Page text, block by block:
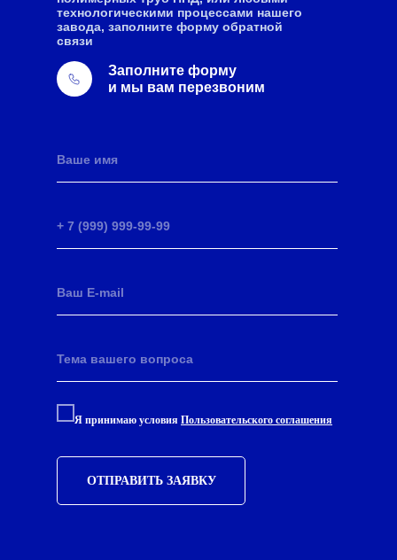
технологическими процессами нашего
завода, заполните форму обратной
связи
Заполните форму
и мы вам перезвоним
Я принимаю условия Пользовательского соглашения
ОТПРАВИТЬ ЗАЯВКУ